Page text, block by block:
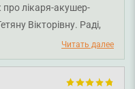
про лікаря-акушер-
Вікторівну. Раді,
Бажаємо міцного
Читать далее